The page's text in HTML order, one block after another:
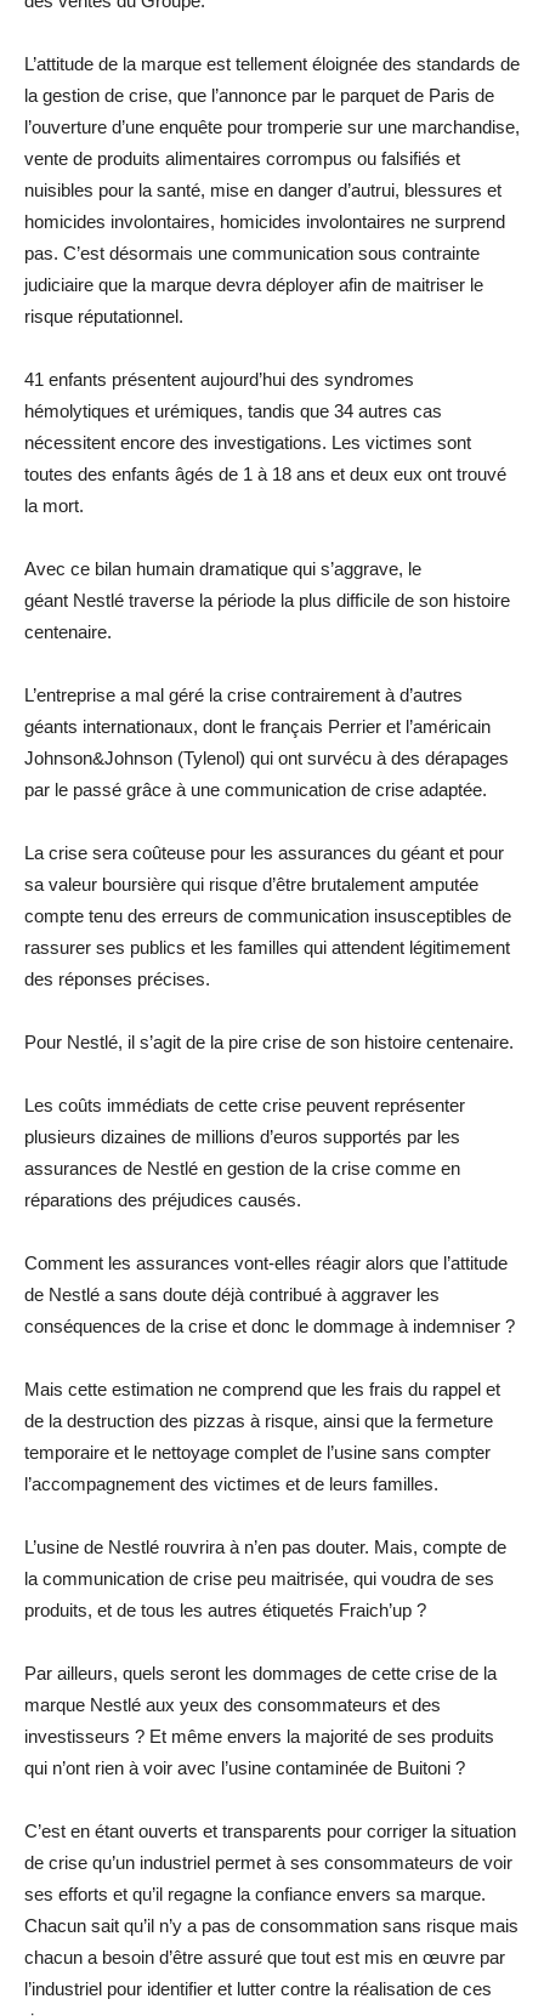
L’attitude de la marque est tellement éloignée des standards de
la gestion de crise, que l’annonce par le parquet de Paris de
l’ouverture d’une enquête pour tromperie sur une marchandise,
vente de produits alimentaires corrompus ou falsifiés et
nuisibles pour la santé, mise en danger d’autrui, blessures et
homicides involontaires, homicides involontaires ne surprend
pas. C’est désormais une communication sous contrainte
judiciaire que la marque devra déployer afin de maitriser le
risque réputationnel.
41 enfants présentent aujourd’hui des syndromes
hémolytiques et urémiques, tandis que 34 autres cas
nécessitent encore des investigations. Les victimes sont
toutes des enfants âgés de 1 à 18 ans et deux eux ont trouvé
la mort.
Avec ce bilan humain dramatique qui s’aggrave, le
géant Nestlé traverse la période la plus difficile de son histoire
centenaire.
L’entreprise a mal géré la crise contrairement à d’autres
géants internationaux, dont le français Perrier et l’américain
Johnson&Johnson (Tylenol) qui ont survécu à des dérapages
par le passé grâce à une communication de crise adaptée.
La crise sera coûteuse pour les assurances du géant et pour
sa valeur boursière qui risque d’être brutalement amputée
compte tenu des erreurs de communication insusceptibles de
rassurer ses publics et les familles qui attendent légitimement
des réponses précises.
Pour Nestlé, il s’agit de la pire crise de son histoire centenaire.
Les coûts immédiats de cette crise peuvent représenter
plusieurs dizaines de millions d’euros supportés par les
assurances de Nestlé en gestion de la crise comme en
réparations des préjudices causés.
Comment les assurances vont-elles réagir alors que l’attitude
de Nestlé a sans doute déjà contribué à aggraver les
conséquences de la crise et donc le dommage à indemniser ?
Mais cette estimation ne comprend que les frais du rappel et
de la destruction des pizzas à risque, ainsi que la fermeture
temporaire et le nettoyage complet de l’usine sans compter
l’accompagnement des victimes et de leurs familles.
L’usine de Nestlé rouvrira à n’en pas douter. Mais, compte de
la communication de crise peu maitrisée, qui voudra de ses
produits, et de tous les autres étiquetés Fraich’up ?
Par ailleurs, quels seront les dommages de cette crise de la
marque Nestlé aux yeux des consommateurs et des
investisseurs ? Et même envers la majorité de ses produits
qui n’ont rien à voir avec l’usine contaminée de Buitoni ?
C’est en étant ouverts et transparents pour corriger la situation
de crise qu’un industriel permet à ses consommateurs de voir
ses efforts et qu’il regagne la confiance envers sa marque.
Chacun sait qu’il n’y a pas de consommation sans risque mais
chacun a besoin d’être assuré que tout est mis en œuvre par
l’industriel pour identifier et lutter contre la réalisation de ces